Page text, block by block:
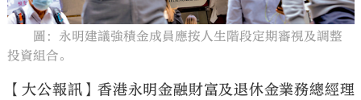
大公文匯
圖：永明建議強積金成員應按人生階段定期審視及調整
投資組合。
【大公報訊】香港永明金融財富及退休金業務總經理